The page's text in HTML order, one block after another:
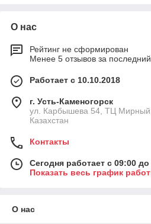
О нас
Рейтинг не сформирован
Менее 5 отзывов за последний
Работает с 10.10.2018
г. Усть-Каменогорск
ул. Карбышева 54, ТЦ Мирный,
Казахстан
Контакты
Сегодня работает с 09:00
Показать весь график
О нас